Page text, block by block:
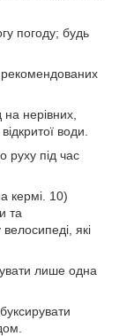
погоду; будь
рекомендованих
нерівних,
води.
руху під час
кермі. 10)
та
які
лише одна